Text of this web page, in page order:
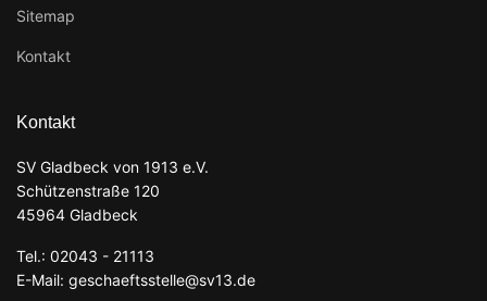
Sitemap
Kontakt
Kontakt
SV Gladbeck von 1913 e.V.
Schützenstraße 120
45964 Gladbeck
Tel.: 02043 - 21113
E-Mail: geschaeftsstelle@sv13.de